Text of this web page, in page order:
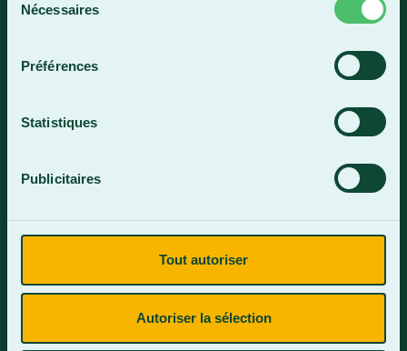
Nécessaires
Préférences
Statistiques
Publicitaires
Tout autoriser
Autoriser la sélection
Lac-Mégantic
Lac-Mégantic (Québec) G6B 3B4
Lundi-vendredi : 8 h à 16 h